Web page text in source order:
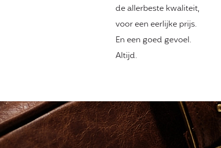
de allerbeste kwaliteit,
voor een eerlijke prijs.
En een goed gevoel.
Altijd.